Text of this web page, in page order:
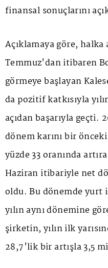
finansal sonuçlarını
Açıklamaya göre,
Temmuz'dan itibaren
görmeye başlayan
da pozitif katkısıyla
açıdan başarıyla geçti.
dönem karını bir
yüzde 33 oranında
Haziran itibariyle net
oldu. Bu dönemde yurt
yılın aynı dönemine
şirketin, yılın ilk
28,7'lik bir artışla 3,5